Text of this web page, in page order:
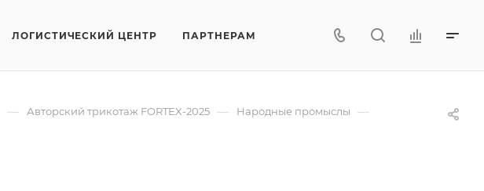
ЛОГИСТИЧЕСКИЙ ЦЕНТР ПАРТНЕРАМ
— Авторский трикотаж FORTEX-2025 — Народные промыслы —